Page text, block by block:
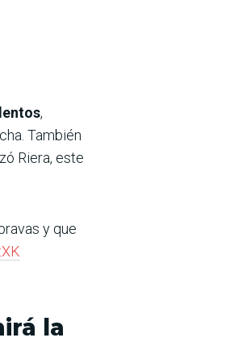
,
También
Riera, este
y que
la